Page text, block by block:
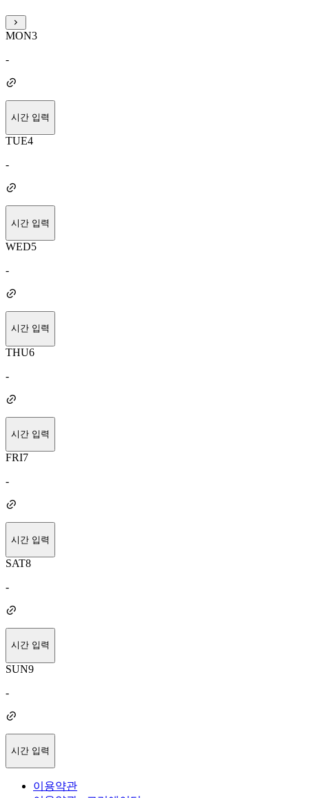
MON3
-
시간 입력
TUE4
-
시간 입력
WED5
-
시간 입력
THU6
-
시간 입력
FRI7
-
시간 입력
SAT8
-
시간 입력
SUN9
-
시간 입력
이용약관